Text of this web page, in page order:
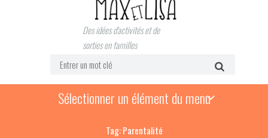
Des idées d'activités et de
sorties en familles
Sélectionner un élément du menu
Tag: Parentalité